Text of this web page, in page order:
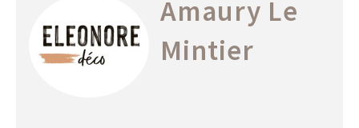
Amaury Le
Mintier